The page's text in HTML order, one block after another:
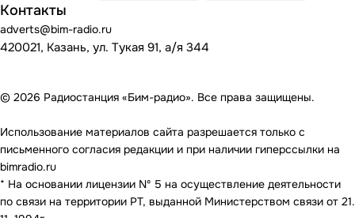
Контакты
adverts@bim-radio.ru
420021, Казань, ул. Тукая 91, а/я 344
© 2026 Радиостанция «Бим-радио». Все права защищены.
Использование материалов сайта разрешается только с
письменного согласия редакции и при наличии гиперссылки на
bimradio.ru
* На основании лицензии Nº 5 на осуществление деятельности
по связи на территории РТ, выданной Министерством связи от 21.